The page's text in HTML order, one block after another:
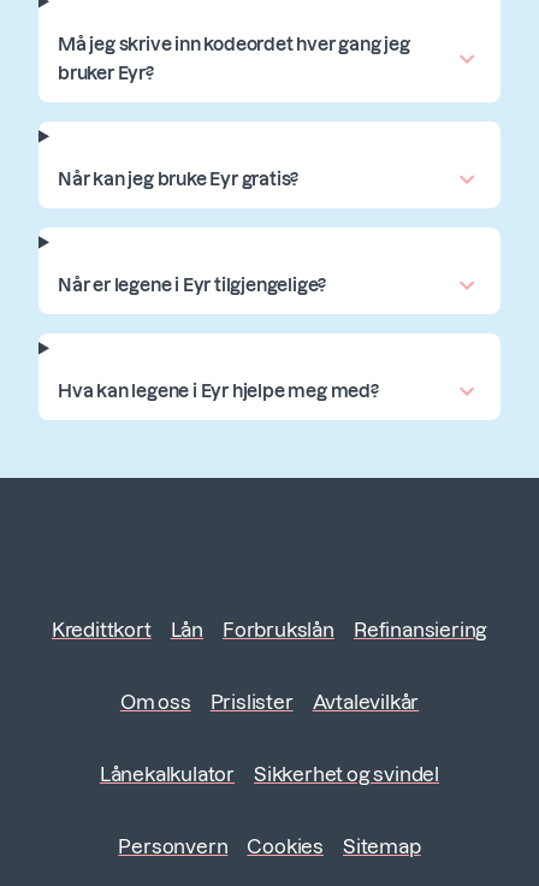
Må jeg skrive inn kodeordet hver gang jeg
bruker Eyr?
Når kan jeg bruke Eyr gratis?
Når er legene i Eyr tilgjengelige?
Hva kan legene i Eyr hjelpe meg med?
Kredittkort Lån Forbrukslån Refinansiering
Om oss Prislister Avtalevilkår
Lånekalkulator Sikkerhet og svindel
Personvern Cookies Sitemap